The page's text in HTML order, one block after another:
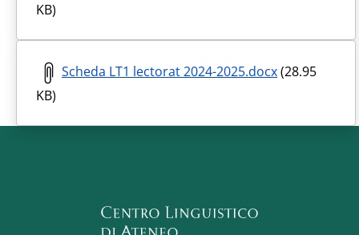
KB)
Scheda LT1 lectorat 2024-2025.docx(28.95
KB)